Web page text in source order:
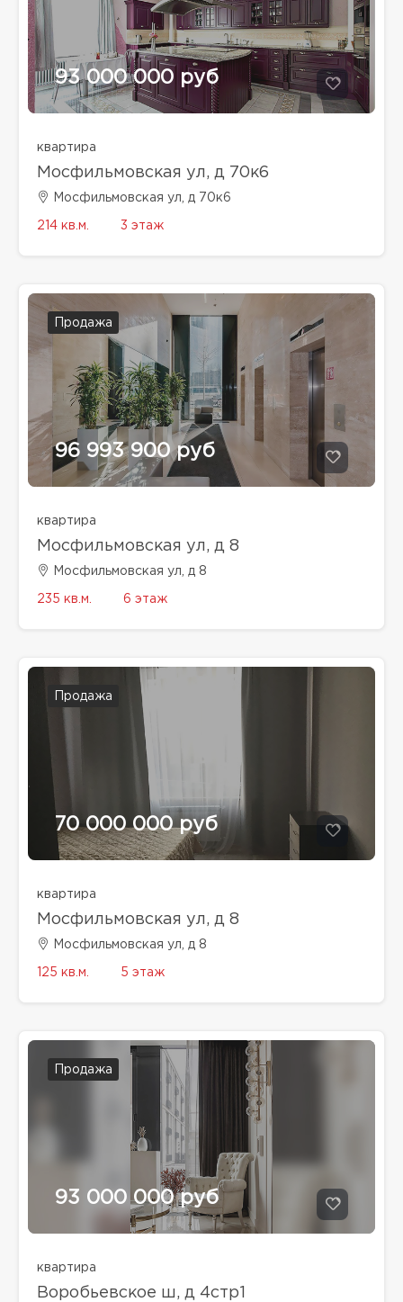
93 000 000 руб
квартира
Мосфильмовская ул, д 70к6
Мосфильмовская ул, д 70к6
214 кв.м. 3 этаж
Продажа
96 993 900 руб
квартира
Мосфильмовская ул, д 8
Мосфильмовская ул, д 8
235 кв.м. 6 этаж
Продажа
70 000 000 руб
квартира
Мосфильмовская ул, д 8
Мосфильмовская ул, д 8
125 кв.м. 5 этаж
Продажа
93 000 000 руб
квартира
Воробьевское ш, д 4стр1